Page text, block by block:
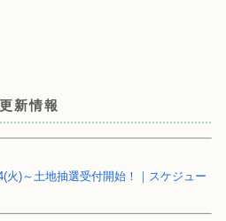
更新情報
火)～土地抽選受付開始！｜スケジュー